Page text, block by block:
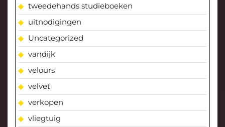
tweedehands studieboeken
uitnodigingen
Uncategorized
vandijk
velours
velvet
verkopen
vliegtuig